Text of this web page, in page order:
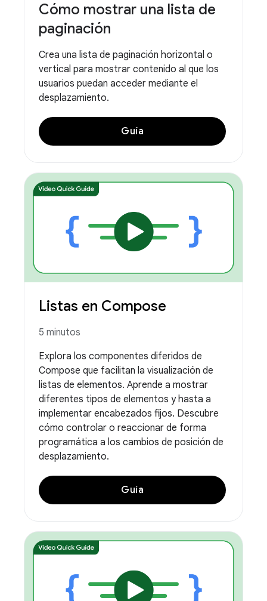
Cómo mostrar una lista de
paginación
Crea una lista de paginación horizontal o
vertical para mostrar contenido al que los
usuarios puedan acceder mediante el
desplazamiento.
Guía
Listas en Compose
5 minutos
Explora los componentes diferidos de
Compose que facilitan la visualización de
listas de elementos. Aprende a mostrar
diferentes tipos de elementos y hasta a
implementar encabezados fijos. Descubre
cómo controlar o reaccionar de forma
programática a los cambios de posición de
desplazamiento.
Guía